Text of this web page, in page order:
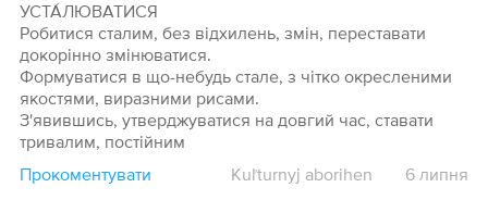
УСТА́ЛЮВАТИСЯ
Робитися сталим, без відхилень, змін, переставати
докорінно змінюватися.
Формуватися в що-небудь стале, з чітко окресленими
якостями, виразними рисами.
З'явившись, утверджуватися на довгий час, ставати
тривалим, постійним
Прокоментувати
Kuľturnyj aborihen 6 липня